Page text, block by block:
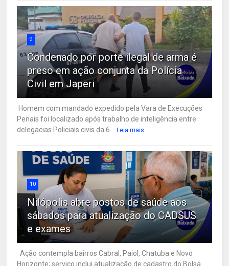
9
Condenado por porte ilegal de arma é
preso em ação conjunta da Polícia
Civil em Japeri
Homem com mandado expedido pela Vara de Execuções
Penais foi localizado após trabalho de inteligência entre
delegacias Policiais civis da 6... Leia mais
10
Nilópolis abre postos de saúde aos
sábados para atualização do CADSUS
e exames
Ação contempla bairros Cabral, Paiol, Chatuba e Novo
Horizonte; serviço inclui atualização de cadastro do Bolsa